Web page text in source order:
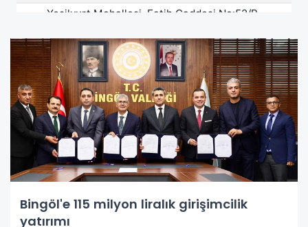
Bingöl'e 115 milyon liralık girişimcilik
yatırımı